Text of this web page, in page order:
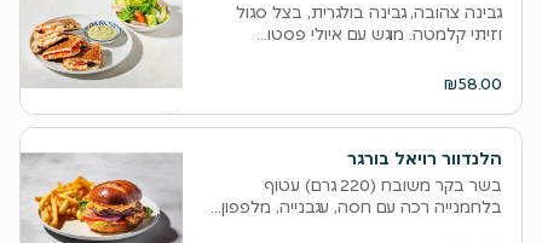
גבינה צהובה, גבינה בולגרית, בצל סגול
וזיתי קלמטה. מוגש עם איולי פסטו...
₪58.00
הלנדוור רויאל בורגר
בשר בקר משובח (220 גרם) עטוף
בלחמנייה רכה עם חסה, עגבנייה, מלפפון...